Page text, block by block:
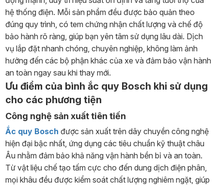
hệ thống điện. Mỗi sản phẩm đều được bảo quản theo
đúng quy trình, có tem chứng nhận chất lượng và chế độ
bảo hành rõ ràng, giúp bạn yên tâm sử dụng lâu dài. Dịch
vụ lắp đặt nhanh chóng, chuyên nghiệp, không làm ảnh
hưởng đến các bộ phận khác của xe và đảm bảo vận hành
an toàn ngay sau khi thay mới.
Ưu điểm của bình ắc quy Bosch khi sử dụng
cho các phương tiện
Công nghệ sản xuất tiên tiến
Ắc quy Bosch được sản xuất trên dây chuyền công nghệ
hiện đại bậc nhất, ứng dụng các tiêu chuẩn kỹ thuật châu
Âu nhằm đảm bảo khả năng vận hành bền bỉ và an toàn.
Từ vật liệu chế tạo tấm cực cho đến dung dịch điện phân,
mọi khâu đều được kiểm soát chất lượng nghiêm ngặt, giúp